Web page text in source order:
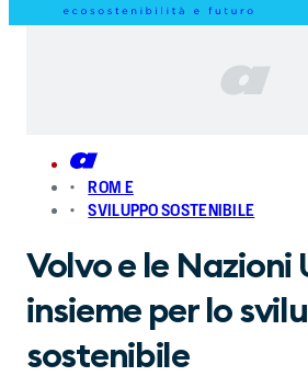
ROM E
SVILUPPO SOSTENIBILE
Volvo e le Nazioni
insieme per lo
sostenibile